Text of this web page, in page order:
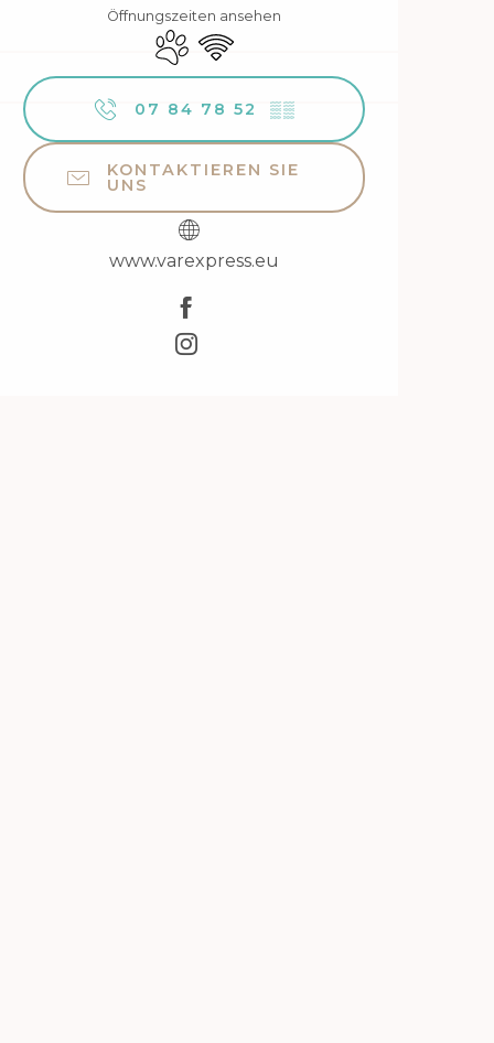
Öffnungszeiten ansehen
Tiere erlaubt
Wi-Fi
07 84 78 52 ▒▒
KONTAKTIEREN SIE
UNS
www.varexpress.eu